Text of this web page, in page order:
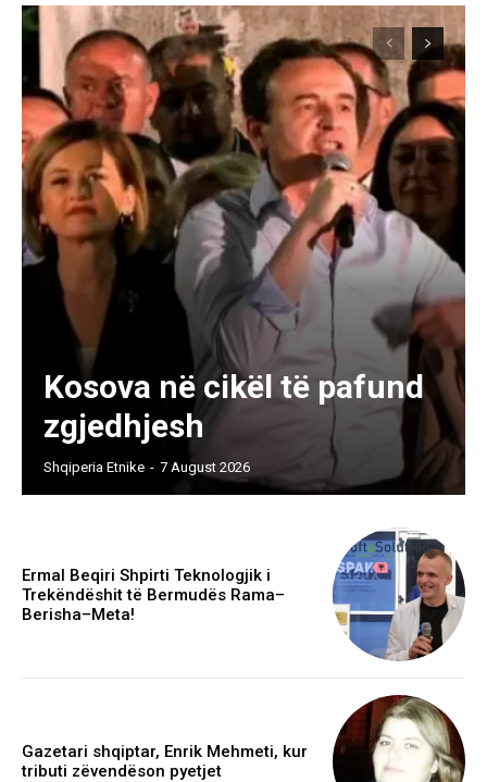
Kosova në cikël të pafund
zgjedhjesh
Shqiperia Etnike - 7 August 2026
Ermal Beqiri Shpirti Teknologjik i
Trekëndëshit të Bermudës Rama–
Berisha–Meta!
Gazetari shqiptar, Enrik Mehmeti, kur
tributi zëvendëson pyetjet